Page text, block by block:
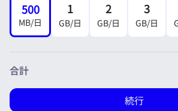
500
MB/日
1
GB/日
2
GB/日
3
GB/日
合計
続行